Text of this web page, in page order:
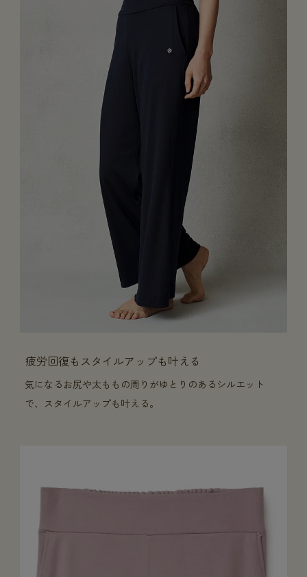
疲労回復もスタイルアップも叶える
気になるお尻や太ももの周りがゆとりのあるシルエット
で、スタイルアップも叶える。